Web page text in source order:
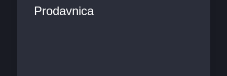
Prodavnica